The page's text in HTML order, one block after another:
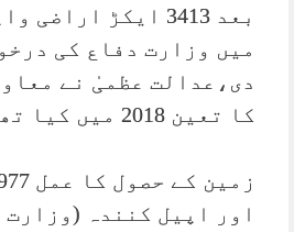
بعد 3413 ایکڑ
میں وزارت دفاع کی
دی،عدالت عظمیٰ نے
کا تعین 2018 میں کیا تھا۔
اور اپیل کنندہ